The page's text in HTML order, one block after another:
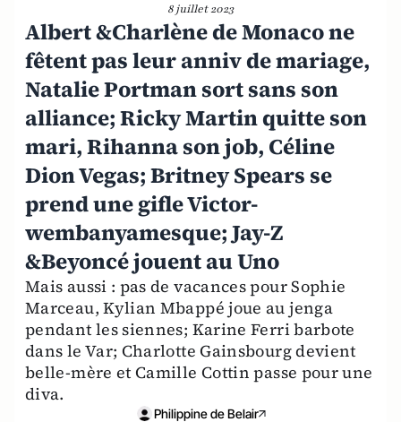
8 juillet 2023
Albert &Charlène de Monaco ne
fêtent pas leur anniv de mariage,
Natalie Portman sort sans son
alliance; Ricky Martin quitte son
mari, Rihanna son job, Céline
Dion Vegas; Britney Spears se
prend une gifle Victor-
wembanyamesque; Jay-Z
&Beyoncé jouent au Uno
Mais aussi : pas de vacances pour Sophie
Marceau, Kylian Mbappé joue au jenga
pendant les siennes; Karine Ferri barbote
dans le Var; Charlotte Gainsbourg devient
belle-mère et Camille Cottin passe pour une
diva.
Philippine de Belair